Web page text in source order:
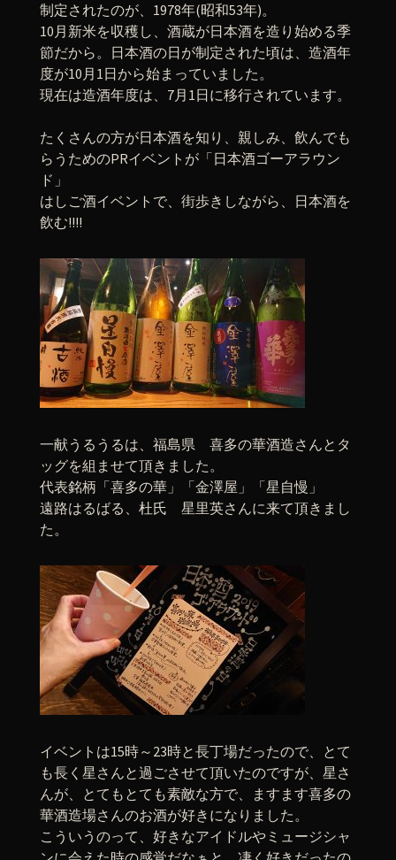
制定されたのが、1978年(昭和53年)。
10月新米を収穫し、酒蔵が日本酒を造り始める季
節だから。日本酒の日が制定された頃は、造酒年
度が10月1日から始まっていました。
現在は造酒年度は、7月1日に移行されています。
たくさんの方が日本酒を知り、親しみ、飲んでも
らうためのPRイベントが「日本酒ゴーアラウン
ド」
はしご酒イベントで、街歩きしながら、日本酒を
飲む!!!!
一献うるうるは、福島県 喜多の華酒造さんとタ
ッグを組ませて頂きました。
代表銘柄「喜多の華」「金澤屋」「星自慢」
遠路はるばる、杜氏 星里英さんに来て頂きまし
た。
イベントは15時～23時と長丁場だったので、とて
も長く星さんと過ごさせて頂いたのですが、星さ
んが、とてもとても素敵な方で、ますます喜多の
華酒造場さんのお酒が好きになりました。
こういうのって、好きなアイドルやミュージシャ